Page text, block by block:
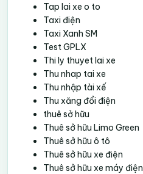
Tap lai xe o to
Taxi điện
Taxi Xanh SM
Test GPLX
Thi ly thuyet lai xe
Thu nhap tai xe
Thu nhập tài xế
Thu xăng đổi điện
thuê sở hữu
Thuê sở hữu Limo Green
Thuê sở hữu ô tô
Thuê sở hữu xe điện
Thuê sở hữu xe máy điện